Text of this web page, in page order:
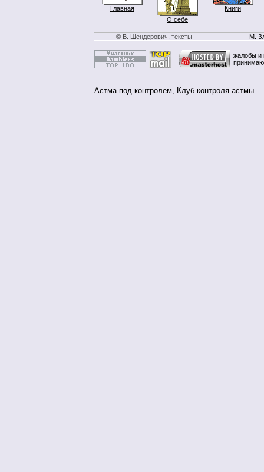
Главная
О себе
Книги
© В. Шендерович, тексты М.
жалобы и
Астма под контролем, Клуб контроля астмы.